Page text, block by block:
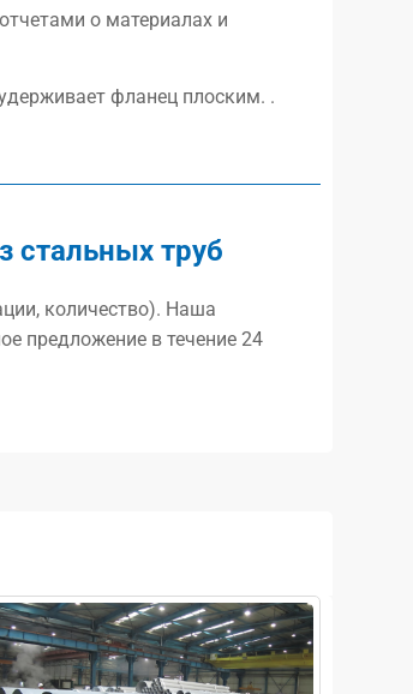
о материалах и
фланец плоским. .
стальных труб
количество). Наша
предложение в течение 24